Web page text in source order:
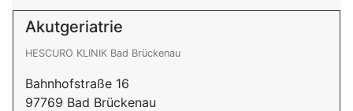
Akutgeriatrie
HESCURO KLINIK Bad Brückenau
Bahnhofstraße 16
97769 Bad Brückenau